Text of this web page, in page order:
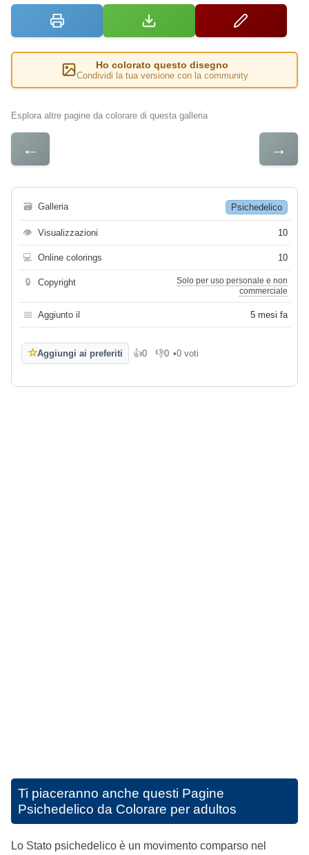
Ho colorato questo disegno
Condividi la tua versione con la community
Esplora altre pagine da colorare di questa galleria
← →
🗃 Galleria Psichedelico
👁 Visualizzazioni 10
💻 Online colorings 10
🔒 Copyright
Solo per uso personale e non
commerciale
📅 Aggiunto il 5 mesi fa
☆Aggiungi ai preferiti 👍0
Mi piace
👎0
Non mi piace
•0 voti
Ti piaceranno anche questi Pagine
Psichedelico da Colorare per adultos
Lo Stato psichedelico è un movimento comparso nel